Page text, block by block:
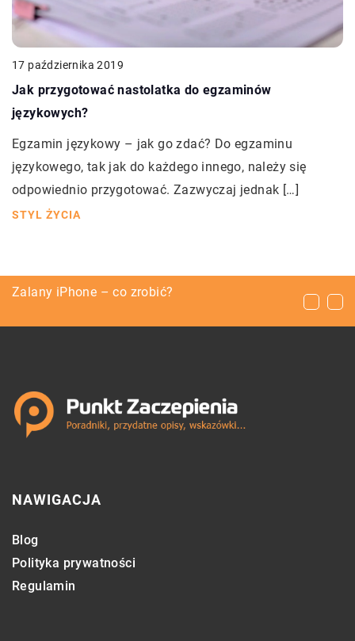
17 października 2019
Jak przygotować nastolatka do egzaminów
językowych?
Egzamin językowy – jak go zdać? Do egzaminu
językowego, tak jak do każdego innego, należy się
odpowiednio przygotować. Zazwyczaj jednak […]
STYL ŻYCIA
5 cech udanego spotkania biznesowego
Zalany iPhone – co zrobić?
Pogłębiarka refuler, czyli sposób na wydajne
NAWIGACJA
Blog
Polityka prywatności
Regulamin